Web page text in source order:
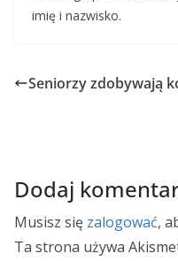
imię i nazwisko.
Seniorzy zdobywają
Dodaj
Musisz się zalogować,
Ta strona używa